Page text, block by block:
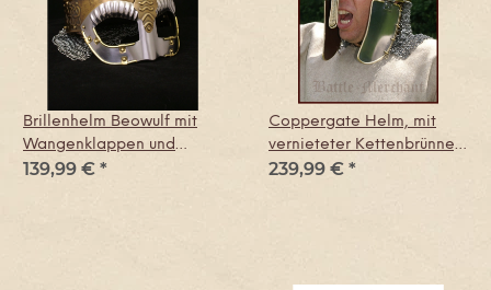
Brillenhelm Beowulf mit
Wangenklappen und
Kettenbrünne
139,99 € *
Coppergate Helm, mit
vernieteter Kettenbrünne,
1,6 mm Stahl
239,99 € *